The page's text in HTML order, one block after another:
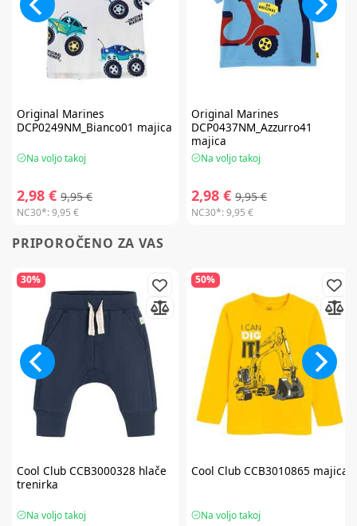
Original Marines
DCP0249NM_Bianco01 majica
Na voljo takoj
2,98 € 9,95 €
NC30*:9,95 €
Original Marines
DCP0437NM_Azzurro41
majica
Na voljo takoj
2,98 € 9,95 €
NC30*:9,95 €
PRIPOROČENO ZA VAS
30%
Cool ClubCCB3000328 hlače
trenirka
Na voljo takoj
50%
Cool ClubCCB3010865 majica
Na voljo takoj